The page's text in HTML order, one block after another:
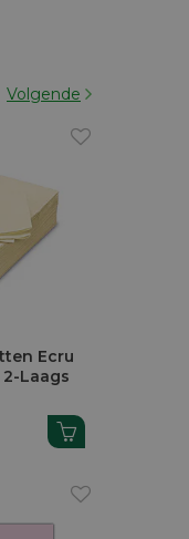
Volgende
Ecru
Laags